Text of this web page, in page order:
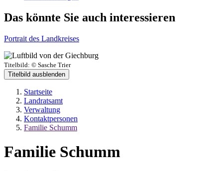
Das könnte Sie auch interessieren
Portrait des Landkreises
Titelbild: © Sasche Trier
Titelbild ausblenden
Startseite
Landratsamt
Verwaltung
Kontaktpersonen
Familie Schumm
Familie Schumm